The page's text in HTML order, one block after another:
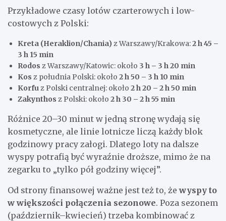
Przykładowe czasy lotów czarterowych i low-
costowych z Polski:
Kreta (Heraklion/Chania)z Warszawy/Krakowa:2 h 45 –
3 h 15 min
Rodos z Warszawy/Katowic: około 3 h – 3 h 20 min
Kos z południa Polski: około 2 h 50 – 3 h 10 min
Korfuz Polski centralnej: około 2 h 20 – 2 h 50 min
Zakynthos z Polski: około 2 h 30 – 2 h 55 min
Różnice 20–30 minut w jedną stronę wydają się
kosmetyczne, ale linie lotnicze liczą każdy blok
godzinowy pracy załogi. Dlatego loty na dalsze
wyspy potrafią być wyraźnie droższe, mimo że na
zegarku to „tylko pół godziny więcej”.
Od strony finansowej ważne jest też to, żewyspy to
w większości połączenia sezonowe. Poza sezonem
(październik–kwiecień) trzeba kombinować z